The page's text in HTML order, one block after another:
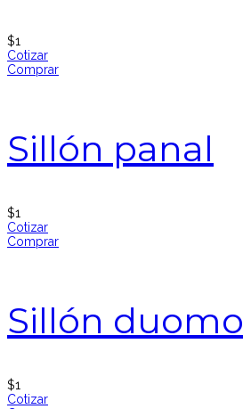
$1
Cotizar
Comprar
Sillón panal
$1
Cotizar
Comprar
Sillón duomo
$1
Cotizar